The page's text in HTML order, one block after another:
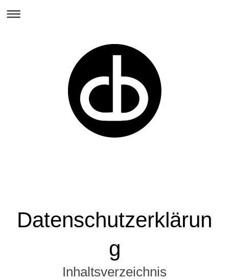
Datenschutzerklärun
g
Inhaltsverzeichnis